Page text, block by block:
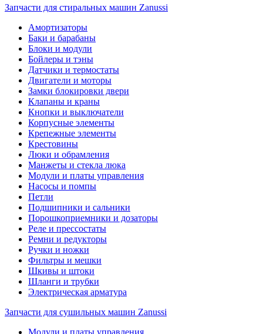
Запчасти для стиральных машин Zanussi
Амортизаторы
Баки и барабаны
Блоки и модули
Бойлеры и тэны
Датчики и термостаты
Двигатели и моторы
Замки блокировки двери
Клапаны и краны
Кнопки и выключатели
Корпусные элементы
Крепежные элементы
Крестовины
Люки и обрамления
Манжеты и стекла люка
Модули и платы управления
Насосы и помпы
Петли
Подшипники и сальники
Порошкоприемники и дозаторы
Реле и прессостаты
Ремни и редукторы
Ручки и ножки
Фильтры и мешки
Шкивы и штоки
Шланги и трубки
Электрическая арматура
Запчасти для сушильных машин Zanussi